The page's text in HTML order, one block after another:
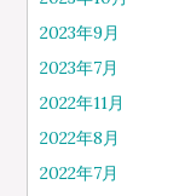
2023年9月
2023年7月
2022年11月
2022年8月
2022年7月